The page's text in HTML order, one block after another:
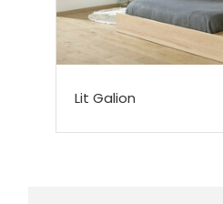
Lit Galion